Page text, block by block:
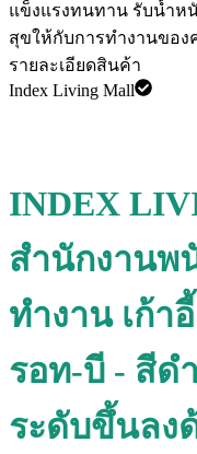
แข็งแรงทนทาน รับน้ำห
สุขให้กับการทำงานขอ
รายละเอียดสินค้า
Index Living Mall
INDEX
สำนักงานพ
ทำงาน เก้า
รอท-บี - สีด
ระดับขึ้นลง